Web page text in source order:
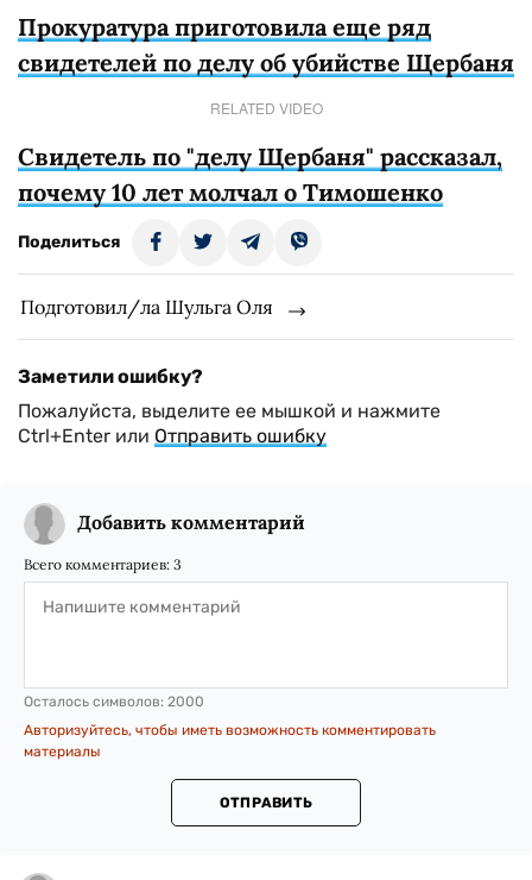
Прокуратура приготовила еще ряд
свидетелей по делу об убийстве Щербаня
RELATED VIDEO
Свидетель по "делу Щербаня" рассказал,
почему 10 лет молчал о Тимошенко
Поделиться
Подготовил/ла Шульга Оля
Заметили ошибку?
Пожалуйста, выделите ее мышкой и нажмите
Ctrl+Enter или Отправить ошибку
Добавить комментарий
Всего комментариев: 3
Осталось символов: 2000
Авторизуйтесь, чтобы иметь возможность комментировать
материалы
ОТПРАВИТЬ